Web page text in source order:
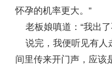
怀孕的机率更大。”
老板娘嗔道：“我出
说完，我便听见有人
间里传来开门声，应该